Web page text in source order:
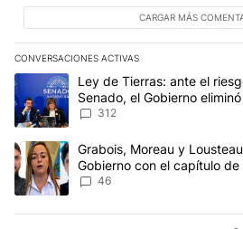
CARGAR MÁS
CONVERSACIONES ACTIVAS
Este listado muestra los artículos con
Un artículo de tendencia con el título
Ley de Tierras: ante el
Senado, el Gobierno
del proyecto
312
Un artículo de tendencia con el título
Grabois, Moreau y
Gobierno con el capítulo
46